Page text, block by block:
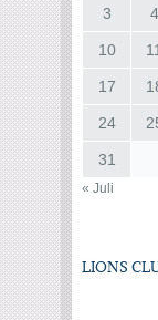
3 4
10 11
17
24
31
« Juli
LIONS